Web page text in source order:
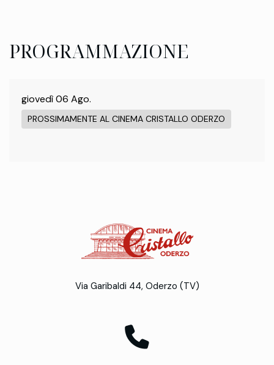
PROGRAMMAZIONE
giovedì 06 Ago.
PROSSIMAMENTE AL CINEMA CRISTALLO ODERZO
Via Garibaldi 44, Oderzo (TV)